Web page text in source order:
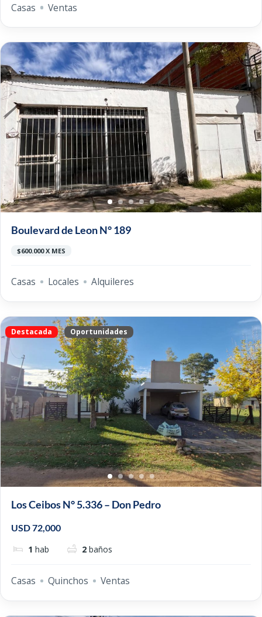
Casas Ventas
Boulevard de Leon N° 189
$600.000 X MES
Casas Locales Alquileres
Destacada Oportunidades
Los Ceibos N° 5.336 – Don Pedro
USD 72,000
1 hab 2 baños
Casas Quinchos Ventas